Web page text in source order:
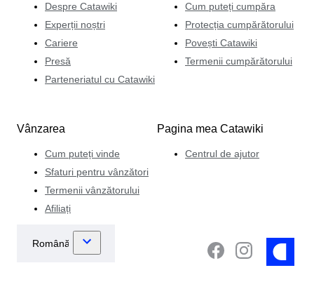
Despre Catawiki
Experții noștri
Cariere
Presă
Parteneriatul cu Catawiki
Cum puteți cumpăra
Protecția cumpărătorului
Povești Catawiki
Termenii cumpărătorului
Vânzarea
Cum puteți vinde
Sfaturi pentru vânzători
Termenii vânzătorului
Afiliați
Pagina mea Catawiki
Centrul de ajutor